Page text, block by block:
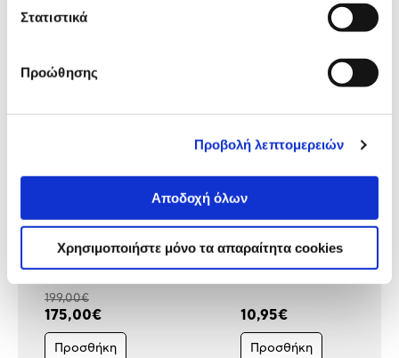
Στατιστικά
Προώθησης
Προβολή λεπτομερειών
Αποδοχή όλων
Χρησιμοποιήστε μόνο τα απαραίτητα cookies
Όσοι είδαν αυτό τo προϊόν, είδαν
Inventor MPC840WE
Μονόπορτο Ψυγείο Λευκό
199,00€
175,00€
Προσθήκη
Helio Ferretti Πιατάκι
Κόκκινo
10,95€
Προσθήκη